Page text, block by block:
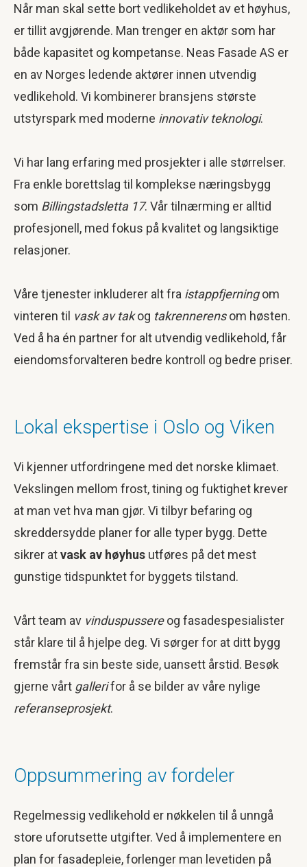
Når man skal sette bort vedlikeholdet av et høyhus,
er tillit avgjørende. Man trenger en aktør som har
både kapasitet og kompetanse. Neas Fasade AS er
en av Norges ledende aktører innen utvendig
vedlikehold. Vi kombinerer bransjens største
utstyrspark med moderne innovativ teknologi.
Vi har lang erfaring med prosjekter i alle størrelser.
Fra enkle borettslag til komplekse næringsbygg
som Billingstadsletta 17. Vår tilnærming er alltid
profesjonell, med fokus på kvalitet og langsiktige
relasjoner.
Våre tjenester inkluderer alt fra istappfjerningom
vinteren til vask av takog takrennerensom høsten.
Ved å ha én partner for alt utvendig vedlikehold, får
eiendomsforvalteren bedre kontroll og bedre priser.
Lokal ekspertise i Oslo og Viken
Vi kjenner utfordringene med det norske klimaet.
Vekslingen mellom frost, tining og fuktighet krever
at man vet hva man gjør. Vi tilbyr befaring og
skreddersydde planer for alle typer bygg. Dette
sikrer atvask av høyhus utføres på det mest
gunstige tidspunktet for byggets tilstand.
Vårt team av vinduspussereog fasadespesialister
står klare til å hjelpe deg. Vi sørger for at ditt bygg
fremstår fra sin beste side, uansett årstid. Besøk
gjerne vårt gallerifor å se bilder av våre nylige
referanseprosjekt.
Oppsummering av fordeler
Regelmessig vedlikehold er nøkkelen til å unngå
store uforutsette utgifter. Ved å implementere en
plan for fasadepleie, forlenger man levetiden på